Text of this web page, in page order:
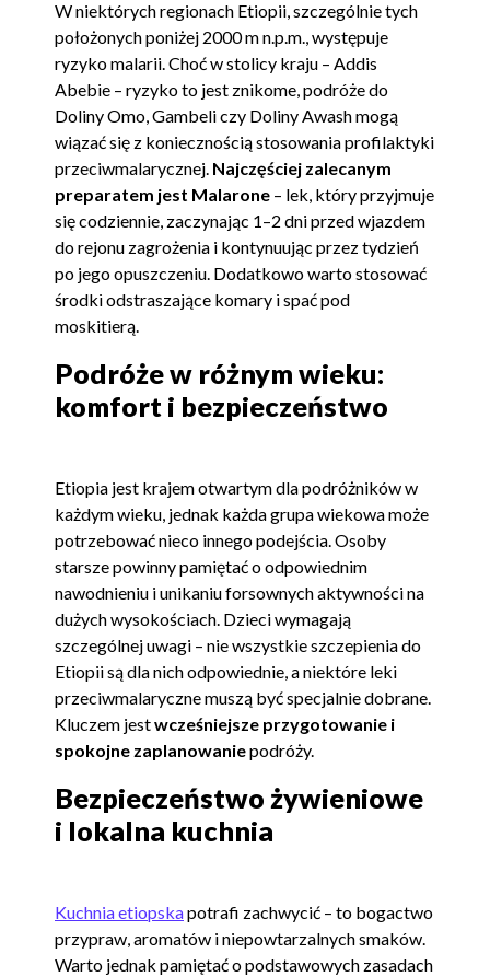
W niektórych regionach Etiopii, szczególnie tych
położonych poniżej 2000 m n.p.m., występuje
ryzyko malarii. Choć w stolicy kraju – Addis
Abebie – ryzyko to jest znikome, podróże do
Doliny Omo, Gambeli czy Doliny Awash mogą
wiązać się z koniecznością stosowania profilaktyki
przeciwmalarycznej. Najczęściej zalecanym
preparatem jest Malarone – lek, który przyjmuje
się codziennie, zaczynając 1–2 dni przed wjazdem
do rejonu zagrożenia i kontynuując przez tydzień
po jego opuszczeniu. Dodatkowo warto stosować
środki odstraszające komary i spać pod
moskitierą.
Podróże w różnym wieku:
komfort i bezpieczeństwo
Etiopia jest krajem otwartym dla podróżników w
każdym wieku, jednak każda grupa wiekowa może
potrzebować nieco innego podejścia. Osoby
starsze powinny pamiętać o odpowiednim
nawodnieniu i unikaniu forsownych aktywności na
dużych wysokościach. Dzieci wymagają
szczególnej uwagi – nie wszystkie szczepienia do
Etiopii są dla nich odpowiednie, a niektóre leki
przeciwmalaryczne muszą być specjalnie dobrane.
Kluczem jestwcześniejsze przygotowanie i
spokojne zaplanowaniepodróży.
Bezpieczeństwo żywieniowe
i lokalna kuchnia
Kuchnia etiopskapotrafi zachwycić – to bogactwo
przypraw, aromatów i niepowtarzalnych smaków.
Warto jednak pamiętać o podstawowych zasadach